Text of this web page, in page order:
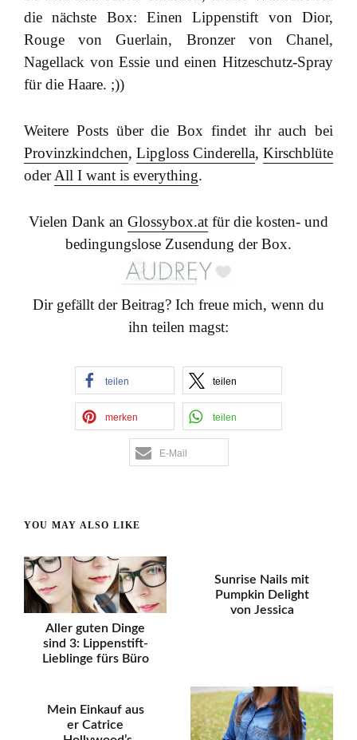
die nächste Box: Einen Lippenstift von Dior,
Rouge von Guerlain, Bronzer von Chanel,
Nagellack von Essie und einen Hitzeschutz-Spray
für die Haare. ;))
Weitere Posts über die Box findet ihr auch bei
Provinzkindchen, Lipgloss Cinderella, Kirschblüte
oderAll I want is everything.
Vielen Dank an Glossybox.at für die kosten- und
bedingungslose Zusendung der Box.
Dir gefällt der Beitrag? Ich freue mich, wenn du
ihn teilen magst:
teilen teilen
merken teilen
E-Mail
YOU MAY ALSO LIKE
Aller guten Dinge
sind 3: Lippenstift-
Lieblinge fürs Büro
Sunrise Nails mit
Pumpkin Delight
von Jessica
Mein Einkauf aus
er Catrice